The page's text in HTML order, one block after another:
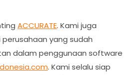
ACCURATE. Kami juga
perusahaan yang sudah
dalam penggunaan software
. Kami selalu siap